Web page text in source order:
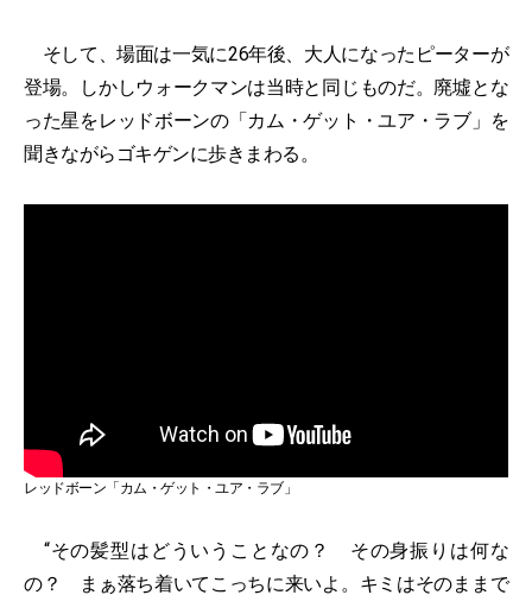
そして、場面は一気に26年後、大人になったピーターが
登場。しかしウォークマンは当時と同じものだ。廃墟とな
った星をレッドボーンの「カム・ゲット・ユア・ラブ」を
聞きながらゴキゲンに歩きまわる。
レッドボーン「カム・ゲット・ユア・ラブ」
“その髪型はどういうことなの？ その身振りは何な
の？ まぁ落ち着いてこっちに来いよ。キミはそのままで